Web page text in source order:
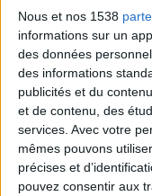
Nous et nos 1538
informations sur un
des données
des informations
publicités et du
et de contenu, des
services. Avec votre
mêmes pouvons
précises et
pouvez consentir aux